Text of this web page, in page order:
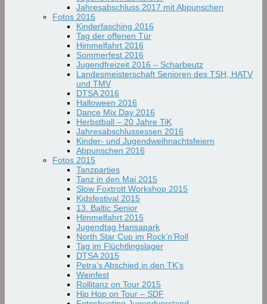
Jahresabschluss 2017 mit Abpunschen
Fotos 2016
Kinderfasching 2016
Tag der offenen Tür
Himmelfahrt 2016
Sommerfest 2016
Jugendfreizeit 2016 – Scharbeutz
Landesmeisterschaft Senioren des TSH, HATV
und TMV
DTSA 2016
Halloween 2016
Dance Mix Day 2016
Herbstball – 20 Jahre TiK
Jahresabschlussessen 2016
Kinder- und Jugendweihnachtsfeiern
Abpunschen 2016
Fotos 2015
Tanzparties
Tanz in den Mai 2015
Slow Foxtrott Workshop 2015
Kidsfestival 2015
13. Baltic Senior
Himmelfahrt 2015
Jugendtag Hansapark
North Star Cup im Rock’n’Roll
Tag im Flüchtlingslager
DTSA 2015
Petra’s Abschied in den TK’s
Weinfest
Rollitanz on Tour 2015
Hip Hop on Tour – SDF